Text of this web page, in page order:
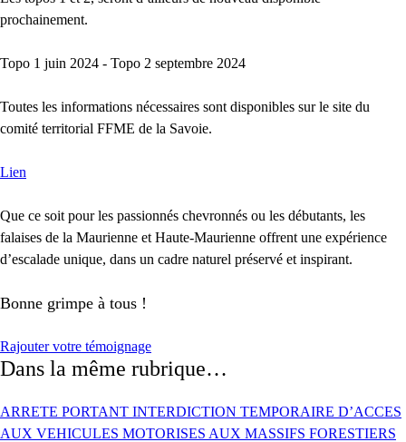
prochainement.
Topo 1 juin 2024 - Topo 2 septembre 2024
Toutes les informations nécessaires sont disponibles sur le site du
comité territorial FFME de la Savoie.
Lien
Que ce soit pour les passionnés chevronnés ou les débutants, les
falaises de la Maurienne et Haute-Maurienne offrent une expérience
d’escalade unique, dans un cadre naturel préservé et inspirant.
Bonne grimpe à tous !
Rajouter votre témoignage
Dans la même rubrique…
ARRETE PORTANT INTERDICTION TEMPORAIRE D’ACCES
AUX VEHICULES MOTORISES AUX MASSIFS FORESTIERS